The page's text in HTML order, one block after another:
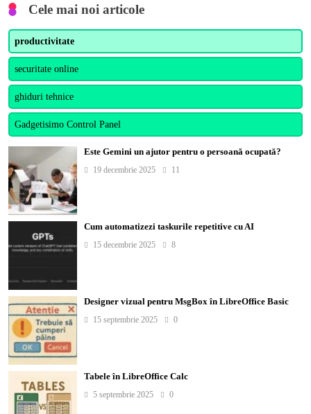
Cele mai noi articole
productivitate
securitate online
ghiduri tehnice
Gadgetisimo Control Panel
Este Gemini un ajutor pentru o persoană ocupată?
19 decembrie 2025 11
Cum automatizezi taskurile repetitive cu AI
15 decembrie 2025 8
Designer vizual pentru MsgBox în LibreOffice Basic
15 septembrie 2025 0
Tabele în LibreOffice Calc
5 septembrie 2025 0